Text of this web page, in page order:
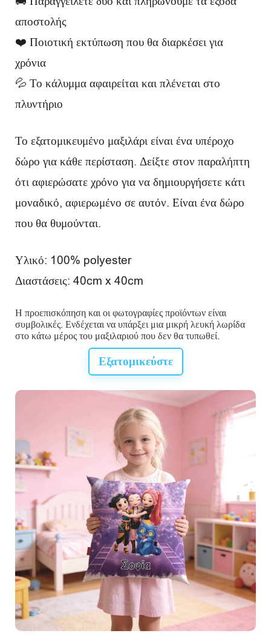
αποστολής
❤️ Ποιοτική εκτύπωση που θα διαρκέσει για
χρόνια
💦 Το κάλυμμα αφαιρείται και πλένεται στο
πλυντήριο
Το εξατομικευμένο μαξιλάρι είναι ένα υπέροχο
δώρο για κάθε περίσταση. Δείξτε στον παραλήπτη
ότι αφιερώσατε χρόνο για να δημιουργήσετε κάτι
μοναδικό, αφιερωμένο σε αυτόν. Είναι ένα δώρο
που θα θυμούνται.
Υλικό: 100% polyester
Διαστάσεις: 40cm x 40cm
Η προεπισκόπηση και οι φωτογραφίες προϊόντων είναι
συμβολικές. Ενδέχεται να υπάρξει μια μικρή λευκή λωρίδα
στο κάτω μέρος του μαξιλαριού που δεν θα τυπωθεί.
Εξατομικεύστε